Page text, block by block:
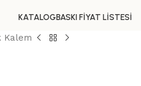
KATALOGBASKI FİYAT LİSTESİ
Kalem